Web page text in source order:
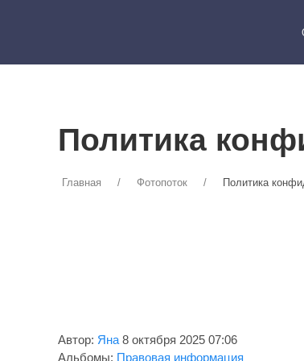
Политика
Главная Фотопоток Политика
Автор: Яна 8 октября 2025 07:06
Альбомы: Правовая информация